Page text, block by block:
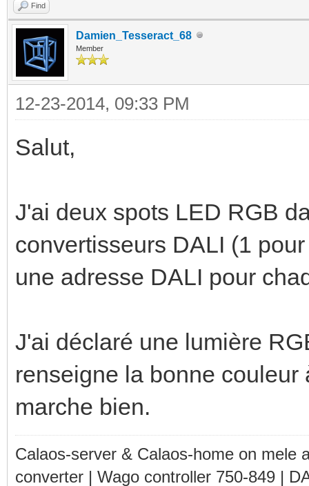
Find
Damien_Tesseract_68
Member
12-23-2014, 09:33 PM
Salut,
J'ai deux spots LED RGB
convertisseurs DALI (1
une adresse DALI pour
J'ai déclaré une lumière
renseigne la bonne
marche bien.
Calaos-server & Calaos-home on mele
converter | Wago controller 750-849 |